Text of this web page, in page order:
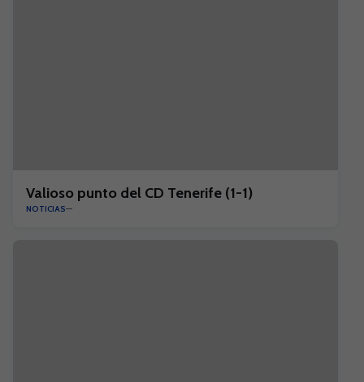
Valioso punto del CD Tenerife (1-1)
NOTICIAS